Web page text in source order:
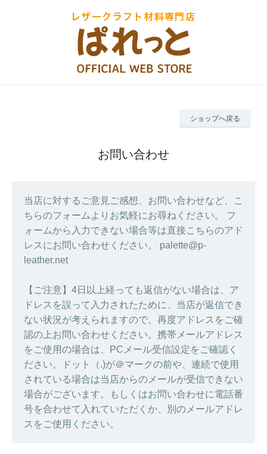
ショップへ戻る
お問い合わせ
当店に対するご意見ご感想、お問い合わせなど、こ
ちらのフォームよりお気軽にお尋ねください。 フ
ォームから入力できない場合等は直接こちらのアド
レスにお問い合わせください。 palette@p-
leather.net
【ご注意】4日以上経っても返信がない場合は、ア
ドレスを誤って入力されたために、当店が返信でき
ない状況が考えられますので、再度アドレスをご確
認の上お問い合わせください。携帯メールアドレス
をご使用の場合は、PCメール受信設定をご確認く
ださい。ドット（.)が＠マークの前や、連続で使用
されている場合は当店からのメールが受信できない
場合がございます。もしくはお問い合わせに電話番
号を合わせて入れていただくか、別のメールアドレ
スをご使用ください。